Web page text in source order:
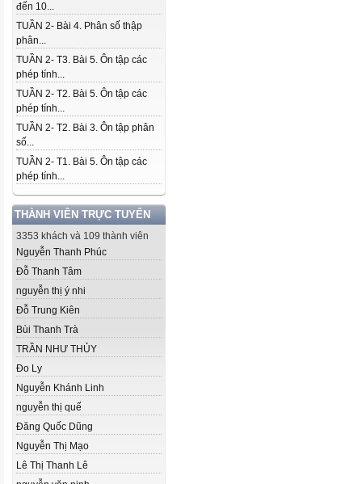
đến 10...
TUẦN 2- Bài 4. Phân số thập
phân...
TUẦN 2- T3. Bài 5. Ôn tập các
phép tính...
TUẦN 2- T2. Bài 5. Ôn tập các
phép tính...
TUẦN 2- T2. Bài 3. Ôn tập phân
số...
TUẦN 2- T1. Bài 5. Ôn tập các
phép tính...
THÀNH VIÊN TRỰC TUYẾN
3353 khách và 109 thành viên
Nguyễn Thanh Phúc
Đỗ Thanh Tâm
nguyễn thị ý nhi
Đỗ Trung Kiên
Bùi Thanh Trà
TRẦN NHƯ THỦY
Đo Ly
Nguyễn Khánh Linh
nguyễn thị quế
Đăng Quốc Dũng
Nguyễn Thị Mạo
Lê Thị Thanh Lê